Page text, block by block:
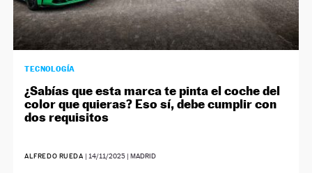
TECNOLOGÍA
¿Sabías que esta marca te pinta el coche del
color que quieras? Eso sí, debe cumplir con
dos requisitos
ALFREDO RUEDA | 14/11/2025| MADRID